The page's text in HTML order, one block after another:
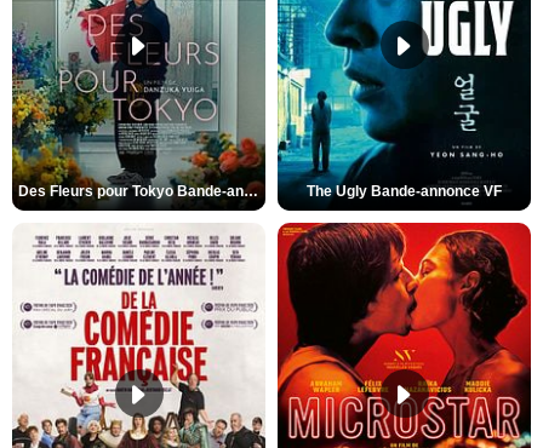
Des Fleurs pour Tokyo Bande-annonce VO STFR The Ugly Bande-annonce VF